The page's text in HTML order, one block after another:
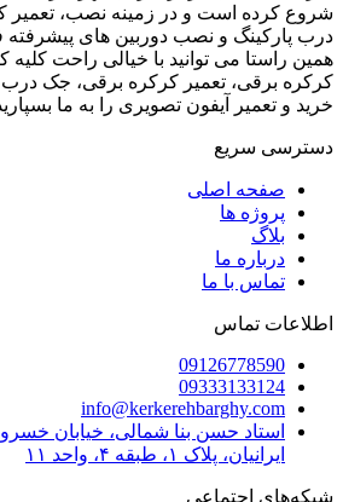
شروع کرده است و در زمینه نصب، تعمیر
درب پارکینگ و نصب دوربین های پیشرفته
همین راستا می توانید با خیالی راحت
کرکره برقی، تعمیر کرکره برقی، جک درب
خرید و تعمیر آیفون تصویری را به ما
دسترسی سریع
صفحه اصلی
پروژه ها
بلاگ
درباره ما
تماس با ما
اطلاعات تماس
09126778590
09333133124
info@kerkerehbarghy.com
استاد حسن بنا شمالی، خیابان
ایرانیان، پلاک ۱، طبقه ۴، واحد ۱۱
شبکه‌های اجتماعی